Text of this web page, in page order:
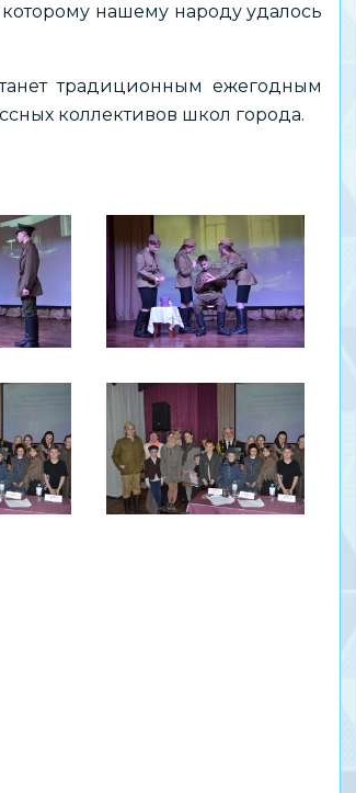
которому нашему народу удалось
традиционным ежегодным
коллективов школ города.